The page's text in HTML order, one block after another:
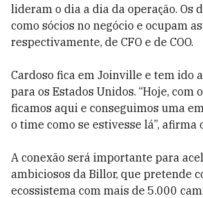
lideram o dia a dia da operação. Os
como sócios no negócio e ocupam
respectivamente, de CFO e de COO.
Cardoso fica em Joinville e tem ido
para os Estados Unidos. “Hoje, com
ficamos aqui e conseguimos uma
o time como se estivesse lá”, afirma
A conexão será importante para
ambiciosos da Billor, que pretende
ecossistema com mais de 5.000